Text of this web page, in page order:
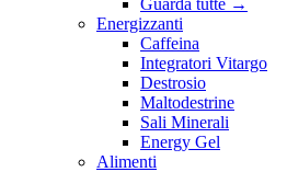
Guarda tutte →
Energizzanti
Caffeina
Integratori Vitargo
Destrosio
Maltodestrine
Sali Minerali
Energy Gel
Alimenti